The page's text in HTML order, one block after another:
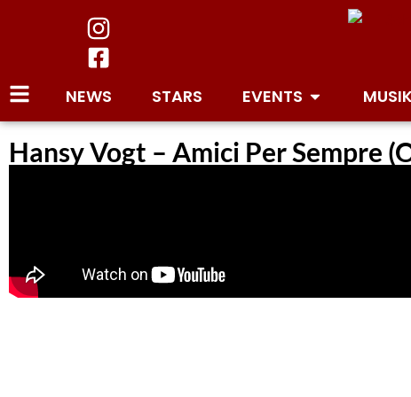
NEWS STARS EVENTS MUSIK
Hansy Vogt – Amici Per Sempre